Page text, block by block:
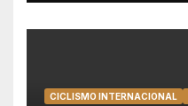
CICLISMO INTERNACIONAL